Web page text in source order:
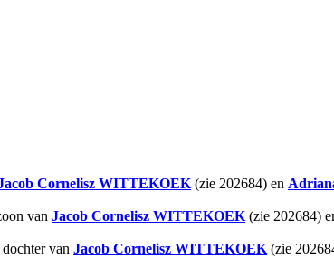
Cornelisz WITTEKOEK (zie 202684) en
van Jacob Cornelisz WITTEKOEK (zie 202684)
van Jacob Cornelisz WITTEKOEK (zie